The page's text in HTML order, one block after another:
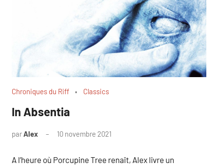
Chroniques du Riff Classics
In Absentia
parAlex 10 novembre 2021
A l’heure où Porcupine Tree renaît, Alex livre un